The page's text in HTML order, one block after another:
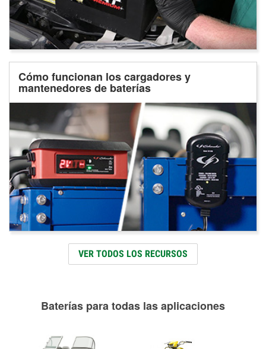
Cómo funcionan los cargadores y
mantenedores de baterías
VER TODOS LOS RECURSOS
Baterías para todas las aplicaciones